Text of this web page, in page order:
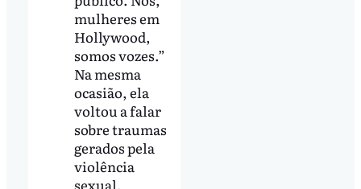
mulheres em
Hollywood,
somos vozes.”
Na mesma
ocasião, ela
voltou a falar
sobre traumas
gerados pela
violência
sexual.